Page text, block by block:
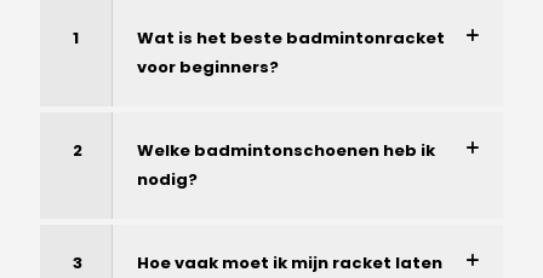
1
Wat is het beste badmintonracket
voor beginners?
2
Welke badmintonschoenen heb ik
nodig?
3
Hoe vaak moet ik mijn racket laten